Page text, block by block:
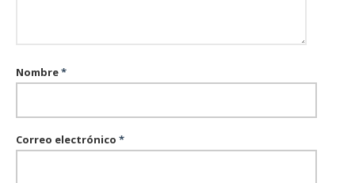
Nombre*
Correo electrónico *